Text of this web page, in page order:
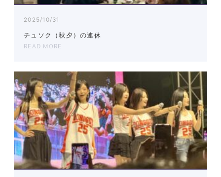
2025/10/31
チュソク（秋夕）の連休
READ MORE